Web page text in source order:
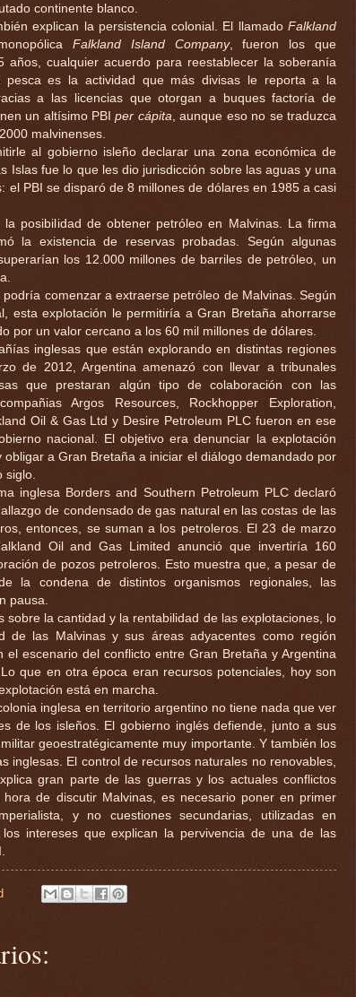
continente blanco.
explican la persistencia colonial. El llamado Falkland
Falkland Island Company, fueron los que
años, cualquier acuerdo para reestablecer la soberanía
pesca es la actividad que más divisas le reporta a la
a las licencias que otorgan a buques factoría de
un altísimo PBIper cápita , aunque eso no se traduzca
malvinenses.
al gobierno isleño declarar una zona económica de
Islas fue lo que les dio jurisdicción sobre las aguas y una
el PBI se disparó de 8 millones de dólares en 1985 a casi
posibilidad de obtener petróleo en Malvinas. La firma
la existencia de reservas probadas. Según algunas
los 12.000 millones de barriles de petróleo, un
comenzar a extraerse petróleo de Malvinas. Según
esta explotación le permitiría a Gran Bretaña ahorrarse
por un valor cercano a los 60 mil millones de dólares.
inglesas que están explorando en distintas regiones
de 2012, Argentina amenazó con llevar a tribunales
que prestaran algún tipo de colaboración con las
Argos Resources, Rockhopper Exploration,
Oil & Gas Ltd y Desire Petroleum PLC fueron en ese
nacional. El objetivo era denunciar la explotación
a Gran Bretaña a iniciar el diálogo demandado por
siglo.
inglesa Borders and Southern Petroleum PLC declaró
de condensado de gas natural en las costas de las
entonces, se suman a los petroleros. El 23 de marzo
Oil and Gas Limited anunció que invertiría 160
de pozos petroleros. Esto muestra que, a pesar de
la condena de distintos organismos regionales, las
pausa.
sobre la cantidad y la rentabilidad de las explotaciones, lo
de las Malvinas y sus áreas adyacentes como región
el escenario del conflicto entre Gran Bretaña y Argentina
que en otra época eran recursos potenciales, hoy son
está en marcha.
inglesa en territorio argentino no tiene nada que ver
de los isleños. El gobierno inglés defiende, junto a sus
geoestratégicamente muy importante. Y también los
inglesas. El control de recursos naturales no renovables,
gran parte de las guerras y los actuales conflictos
de discutir Malvinas, es necesario poner en primer
y no cuestiones secundarias, utilizadas en
intereses que explican la pervivencia de una de las